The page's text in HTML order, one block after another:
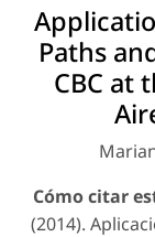
Paths
CBC at
Cómo citar
(2014).